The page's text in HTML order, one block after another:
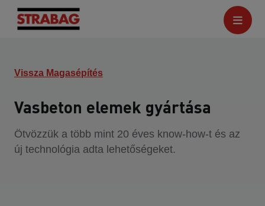
Vissza Magasépítés
Vasbeton elemek gyártása
Ötvözzük a több mint 20 éves know-how-t és az
új technológia adta lehetőségeket.